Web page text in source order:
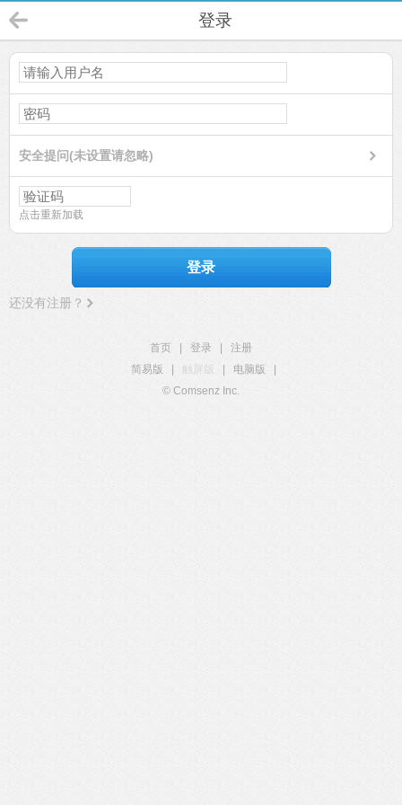
登录
安全提问(未设置请忽略)
点击重新加载
登录
还没有注册？
首页 登录
注册
简易版
触屏版 电脑版
© Comsenz Inc.